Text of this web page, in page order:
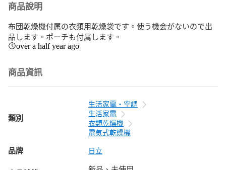
商品說明
布団乾燥機付属の衣類用乾燥袋です。使う機会がないので出
品します。ポーチも付属します。
over a half year ago
商品資訊
類別
生活家電・空調
生活家電
衣類乾燥機
電気式乾燥機
品牌 日立